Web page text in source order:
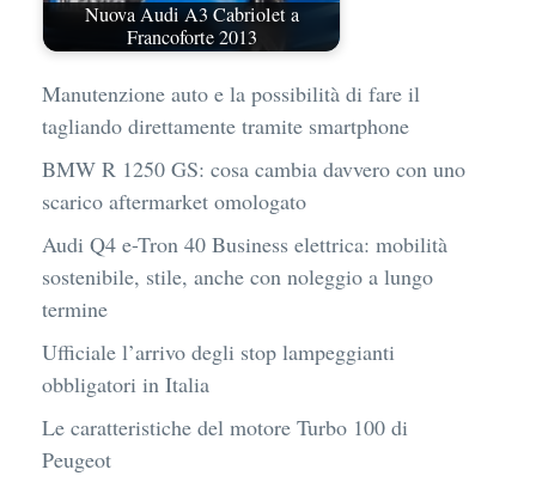
Nuova Audi A3 Cabriolet a
Francoforte 2013
Manutenzione auto e la possibilità di fare il
tagliando direttamente tramite smartphone
BMW R 1250 GS: cosa cambia davvero con uno
scarico aftermarket omologato
Audi Q4 e-Tron 40 Business elettrica: mobilità
sostenibile, stile, anche con noleggio a lungo
termine
Ufficiale l’arrivo degli stop lampeggianti
obbligatori in Italia
Le caratteristiche del motore Turbo 100 di
Peugeot